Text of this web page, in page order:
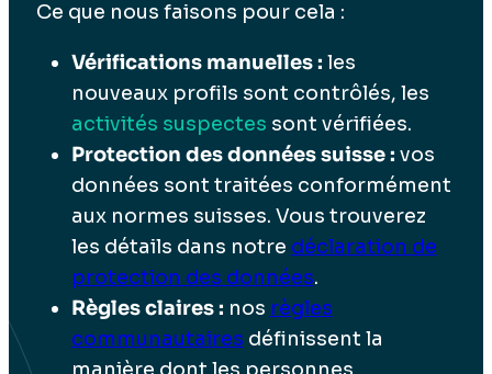
Ce que nous faisons pour cela :
Vérifications manuelles : les
nouveaux profils sont contrôlés, les
activités suspectes sont vérifiées.
Protection des données suisse : vos
données sont traitées conformément
aux normes suisses. Vous trouverez
les détails dans notre déclaration de
protection des données.
Règles claires : nos règles
communautaires définissent la